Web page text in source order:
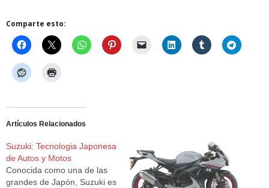
Comparte esto:
Artículos Relacionados
Suzuki: Tecnologia Japonesa
de Autos y Motos
Conocida como una de las
grandes de Japón, Suzuki es